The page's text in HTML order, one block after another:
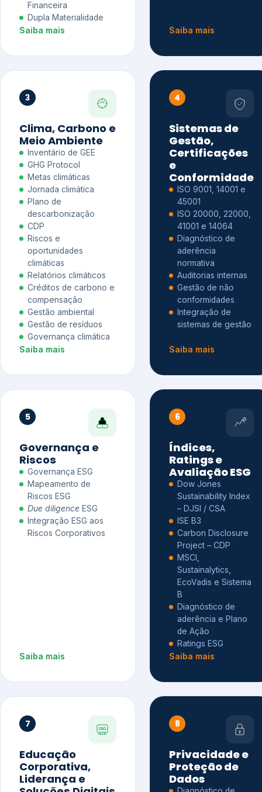
Financeira
Dupla Materialidade
Saiba mais
Saiba mais
3
Clima, Carbono e
Meio Ambiente
Inventário de GEE
GHG Protocol
Metas climáticas
Jornada climática
Plano de
descarbonização
CDP
Riscos e
oportunidades
climáticas
Relatórios climáticos
Créditos de carbono e
compensação
Gestão ambiental
Gestão de resíduos
Governança climática
Saiba mais
4
Sistemas de
Gestão,
Certificações
e
Conformidade
ISO 9001, 14001 e
45001
ISO 20000, 22000,
41001 e 14064
Diagnóstico de
aderência
normativa
Auditorias internas
Gestão de não
conformidades
Integração de
sistemas de gestão
Saiba mais
5
Governança e
Riscos
Governança ESG
Mapeamento de
Riscos ESG
Due diligence ESG
Integração ESG aos
Riscos Corporativos
Saiba mais
6
Índices,
Ratings e
Avaliação ESG
Dow Jones
Sustainability Index
– DJSI / CSA
ISE B3
Carbon Disclosure
Project – CDP
MSCI,
Sustainalytics,
EcoVadis e Sistema
B
Diagnóstico de
aderência e Plano
de Ação
Ratings ESG
Saiba mais
7
Educação
Corporativa,
Liderança e
8
Privacidade e
Proteção de
Dados